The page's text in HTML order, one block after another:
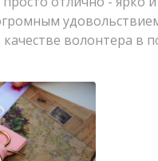
качестве волонтера в